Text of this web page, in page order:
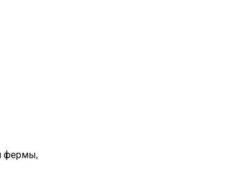
фермы,